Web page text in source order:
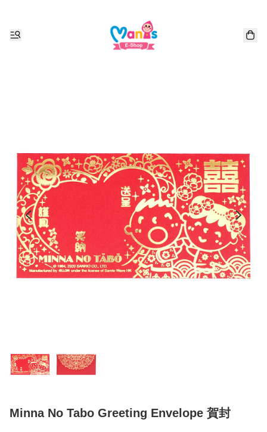
Minna No Tabo Greeting Envelope 賀封